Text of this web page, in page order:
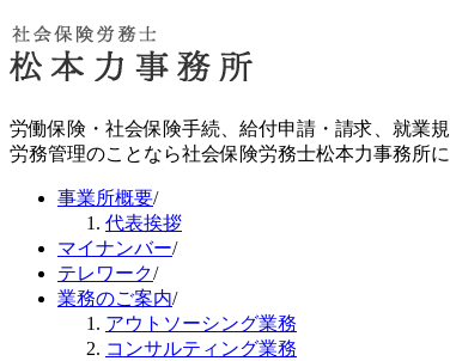
労働保険・社会保険手続、給付申請・請求、就業
労務管理のことなら社会保険労務士松本力事務所に
事業所概要/
代表挨拶
マイナンバー/
テレワーク/
業務のご案内/
アウトソーシング業務
コンサルティング業務